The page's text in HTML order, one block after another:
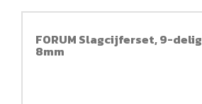
FORUM Slagcijferset, 9-delig
8mm